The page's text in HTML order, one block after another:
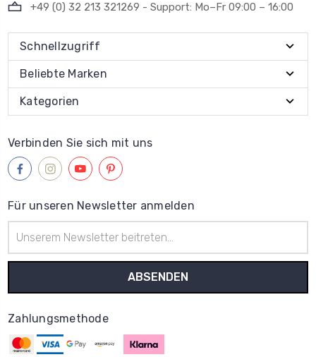
+49 (0) 32 213 321269 - Support: Mo–Fr 09:00 – 16:00
Schnellzugriff
Beliebte Marken
Kategorien
Verbinden Sie sich mit uns
Für unseren Newsletter anmelden
Mail-
Adresse
Zahlungsmethode